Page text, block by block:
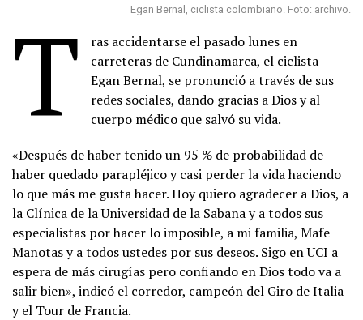
Egan Bernal, ciclista colombiano. Foto: archivo.
T
ras accidentarse el pasado lunes en
carreteras de Cundinamarca, el ciclista
Egan Bernal, se pronunció a través de sus
redes sociales, dando gracias a Dios y al
cuerpo médico que salvó su vida.
«Después de haber tenido un 95 % de probabilidad de
haber quedado parapléjico y casi perder la vida haciendo
lo que más me gusta hacer. Hoy quiero agradecer a Dios, a
la Clínica de la Universidad de la Sabana y a todos sus
especialistas por hacer lo imposible, a mi familia, Mafe
Manotas y a todos ustedes por sus deseos. Sigo en UCI a
espera de más cirugías pero confiando en Dios todo va a
salir bien», indicó el corredor, campeón del Giro de Italia
y el Tour de Francia.